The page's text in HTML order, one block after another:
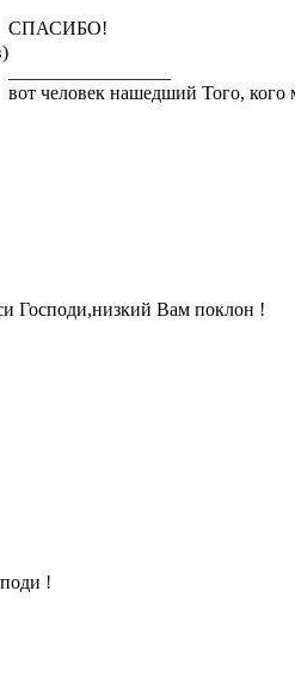
СПАСИБО!
вот человек нашедший Того,
Господи,низкий Вам поклон !
!